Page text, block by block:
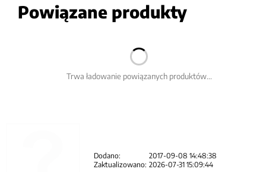
Powiązane produkty
Trwa ładowanie powiązanych produktów...
Dodano:
2017-09-08 14:48:38
Zaktualizowano: 2026-07-31 15:09:44